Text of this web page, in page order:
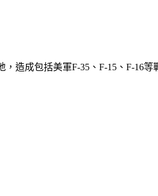
造成包括美軍F-35、F-15、F-16